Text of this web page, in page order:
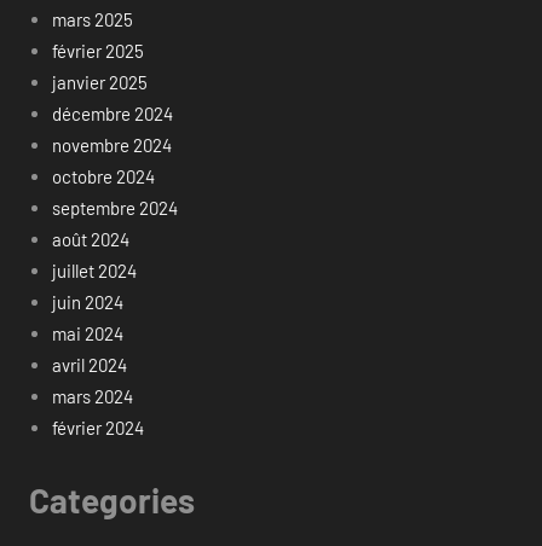
mars 2025
février 2025
janvier 2025
décembre 2024
novembre 2024
octobre 2024
septembre 2024
août 2024
juillet 2024
juin 2024
mai 2024
avril 2024
mars 2024
février 2024
Categories